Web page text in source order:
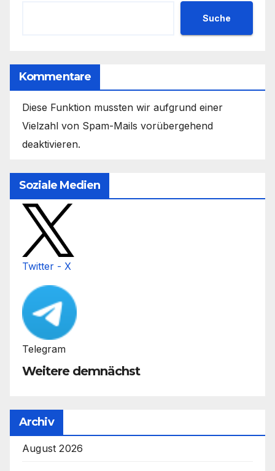
Suche
Kommentare
Diese Funktion mussten wir aufgrund einer
Vielzahl von Spam-Mails vorübergehend
deaktivieren.
Soziale Medien
Twitter - X
Telegram
Weitere demnächst
Archiv
August 2026